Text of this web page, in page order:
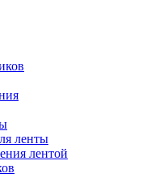
ленты
лентой